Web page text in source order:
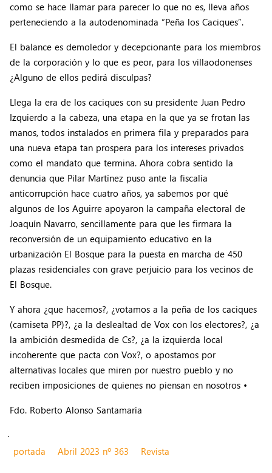
como se hace llamar para parecer lo que no es, lleva años
perteneciendo a la autodenominada “Peña los Caciques”.
El balance es demoledor y decepcionante para los miembros
de la corporación y lo que es peor, para los villaodonenses
¿Alguno de ellos pedirá disculpas?
Llega la era de los caciques con su presidente Juan Pedro
Izquierdo a la cabeza, una etapa en la que ya se frotan las
manos, todos instalados en primera fila y preparados para
una nueva etapa tan prospera para los intereses privados
como el mandato que termina. Ahora cobra sentido la
denuncia que Pilar Martínez puso ante la fiscalía
anticorrupción hace cuatro años, ya sabemos por qué
algunos de los Aguirre apoyaron la campaña electoral de
Joaquín Navarro, sencillamente para que les firmara la
reconversión de un equipamiento educativo en la
urbanización El Bosque para la puesta en marcha de 450
plazas residenciales con grave perjuicio para los vecinos de
El Bosque.
Y ahora ¿que hacemos?, ¿votamos a la peña de los caciques
(camiseta PP)?, ¿a la deslealtad de Vox con los electores?, ¿a
la ambición desmedida de Cs?, ¿a la izquierda local
incoherente que pacta con Vox?, o apostamos por
alternativas locales que miren por nuestro pueblo y no
reciben imposiciones de quienes no piensan en nosotros •
Fdo. Roberto Alonso Santamaría
.
portada
Abril 2023 nº 363 Revista